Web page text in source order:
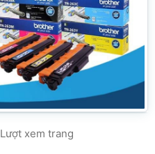
Lượt xem trang